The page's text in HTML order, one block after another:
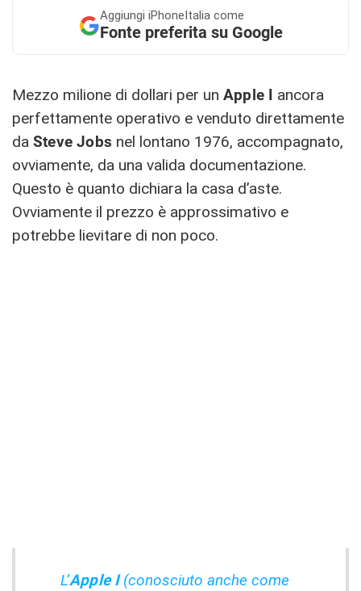
Aggiungi iPhoneItalia come
Fonte preferita su Google
Mezzo milione di dollari per un Apple I ancora
perfettamente operativo e venduto direttamente
da Steve Jobs nel lontano 1976, accompagnato,
ovviamente, da una valida documentazione.
Questo è quanto dichiara la casa d’aste.
Ovviamente il prezzo è approssimativo e
potrebbe lievitare di non poco.
L’Apple I(conosciuto anche come